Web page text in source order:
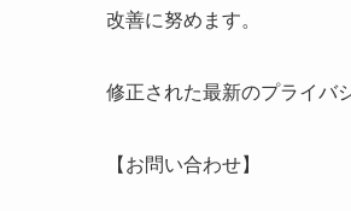
改善に努めます。
修正された最新のプライバ
【お問い合わせ】